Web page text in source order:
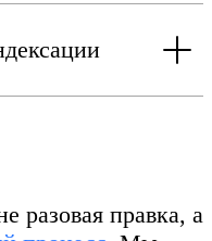
разовая правка, а